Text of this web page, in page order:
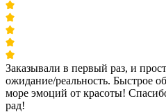
Заказывали в первый раз, и
ожидание/реальность. Быстрое
море эмоций от красоты!
рад!